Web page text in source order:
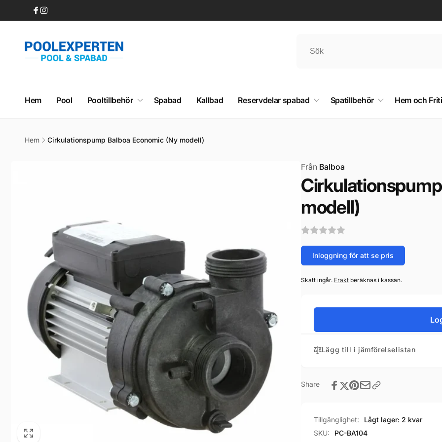
innehåll
Facebook
Instagram
Hem Pool Pooltillbehör Spabad Kallbad Reservdelar spabad Spatillbehör Hem och
Hem Cirkulationspump Balboa Economic (Ny modell)
FrånBalboa
modell)
Inloggning för att se pris
Skatt ingår. Fraktberäknas i kassan.
Lägg till i jämförelselistan
Share
Tillgänglighet:
Lågt lager: 2 kvar
SKU:
PC-BA104